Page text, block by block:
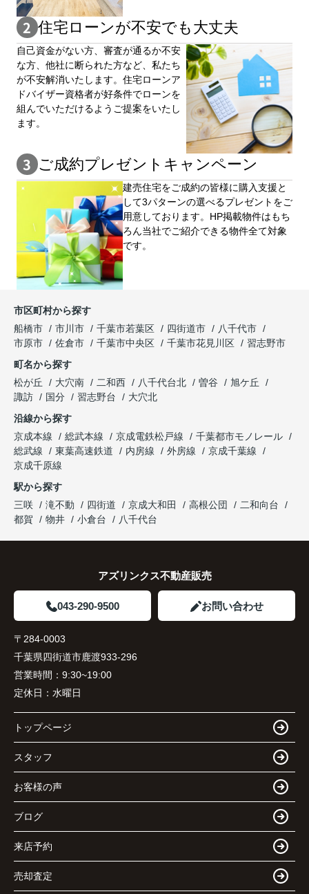
住宅ローンが不安でも大丈夫
自⼰資⾦がない⽅、審査が通るか不安
な⽅、他社に断られた⽅など、私たち
が不安解消いたします。住宅ローンア
ドバイザー資格者が好条件でローンを
組んでいただけるようご提案をいたし
ます。
ご成約プレゼントキャンペーン
建売住宅をご成約の皆様に購⼊⽀援と
して3パターンの選べるプレゼントをご
用意しております。HP掲載物件はもち
ろん当社でご紹介できる物件全て対象
です。
市区町村から探す
船橋市
市川市 千葉市若葉区 四街道市
八千代市
市原市
佐倉市 千葉市中央区 千葉市花見川区
習志野市
町名から探す
松が丘
大穴南 二和西 八千代台北 曽谷
旭ケ丘
諏訪
国分 習志野台
大穴北
沿線から探す
京成本線
総武本線 京成電鉄松戸線
千葉都市モノレール
総武線
東葉高速鉄道 内房線 外房線
京成千葉線
京成千原線
駅から探す
三咲
滝不動 四街道 京成大和田 高根公団
二和向台
都賀
物井 小倉台 八千代台
アズリンクス不動産販売
043-290-9500 お問い合わせ
〒284-0003
千葉県四街道市鹿渡933-296
営業時間： 9:30~19:00
定休日： 水曜日
トップページ
スタッフ
お客様の声
ブログ
来店予約
売却査定